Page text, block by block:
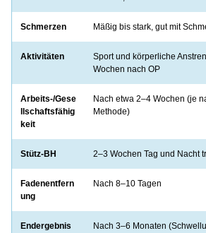
Schmerzen Mäßig bis stark, gut mit
Aktivitäten
Sport und körperliche
Wochen nach OP
Arbeits-/Gese
llschaftsfähig
keit
Nach etwa 2–4 Wochen (je
Methode)
Stütz-BH 2–3 Wochen Tag und Nacht
Fadenentfern
ung
Nach 8–10 Tagen
Endergebnis
Nach 3–6 Monaten